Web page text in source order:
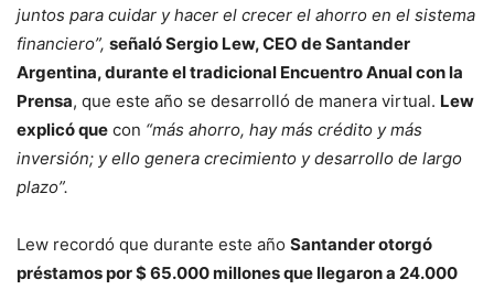
juntos para cuidar y hacer el crecer el ahorro en el sistema
financiero”, señaló Sergio Lew, CEO de Santander
Argentina, durante el tradicional Encuentro Anual con la
Prensa, que este año se desarrolló de manera virtual. Lew
explicó que con “más ahorro, hay más crédito y más
inversión; y ello genera crecimiento y desarrollo de largo
plazo”.
Lew recordó que durante este año Santander otorgó
préstamos por $ 65.000 millones que llegaron a 24.000